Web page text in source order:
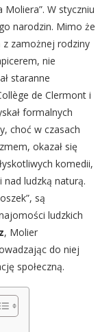
W styczniu
narodzin. Mimo że
z zamożnej rodziny
nie
staranne
de Clermont i
formalnych
choć w czasach
okazał się
komedii,
ludzką naturą.
są
ludzkich
, Molier
do niej
społeczną.